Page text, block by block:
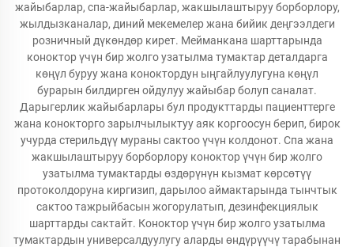
жайыбарлар, спа-жайыбарлар, жакшылаштыруу борборлору,
жылдызканалар, диний мекемелер жана бийик деңгээлдеги
розничный дүкөндөр кирет. Мейманкана шарттарында
коноктор үчүн бир жолго узатылма тумактар деталдарга
көңүл буруу жана коноктордун ыңгайлуулугуна көңүл
бурарын билдирген ойдулуу жайыбар болуп саналат.
Дарыгерлик жайыбарлары бул продукттарды пациенттерге
жана конокторго зарылчылыктуу аяк коргоосун берип, бирок
учурда стерильдүү мураны сактоо үчүн колдонот. Спа жана
жакшылаштыруу борборлору коноктор үчүн бир жолго
узатылма тумактарды өздөрүнүн кызмат көрсөтүү
протоколдоруна киргизип, дарылоо аймактарында тынчтык
сактоо тажрыйбасын жогорулатып, дезинфекциялык
шарттарды сактайт. Коноктор үчүн бир жолго узатылма
тумактардын универсалдуулугу аларды өндүрүүчү тарабынан